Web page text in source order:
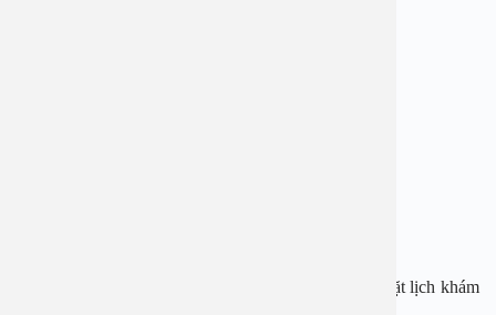
Tải APP Bệnh viện An Việt để “Tra cứu kết quả – Đặt lịch khám